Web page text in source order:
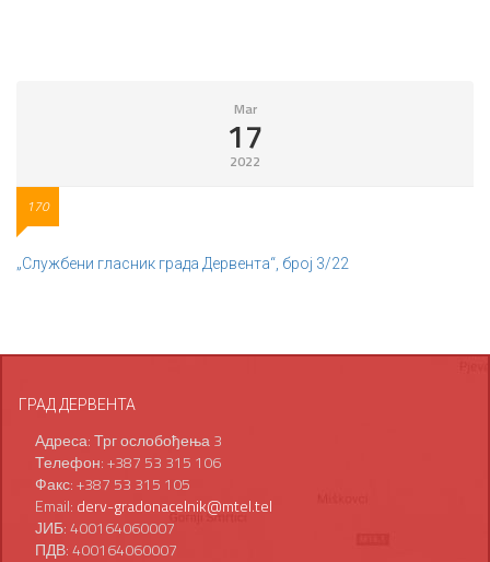
Mar
17
2022
170
„Службени гласник града Дервента“, број 3/22
ГРАД ДЕРВЕНТА
Адреса: Трг ослобођења 3
Телефон: +387 53 315 106
Факс: +387 53 315 105
Email: derv-gradonacelnik@mtel.tel
ЈИБ: 400164060007
ПДВ: 400164060007